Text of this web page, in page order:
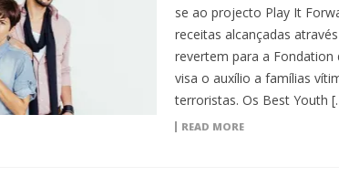
se ao projecto Play It
receitas alcançadas
revertem para a Fondation
visa o auxílio a famílias
terroristas. Os Best Youth
READ MORE